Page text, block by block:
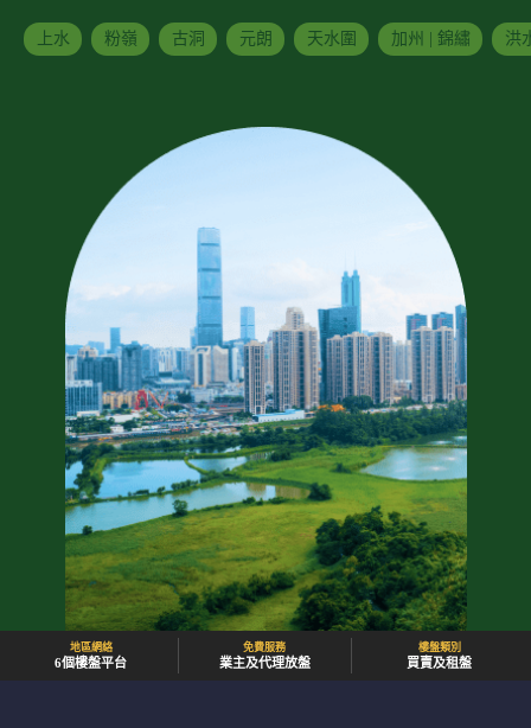
上水 粉嶺 古洞 元朗 天水圍 加州 | 錦繡 洪
地區網絡
6個樓盤平台
免費服務
業主及代理放盤
樓盤類別
買賣及租盤